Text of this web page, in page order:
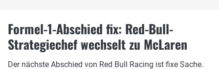
Formel-1-Abschied fix: Red-Bull-
Strategiechef wechselt zu McLaren
Der nächste Abschied von Red Bull Racing ist fixe Sache.